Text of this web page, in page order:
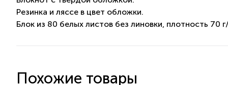
Резинка и ляссе в цвет обложки.
Блок из 80 белых листов без линовки, плотность 70
Похожие товары